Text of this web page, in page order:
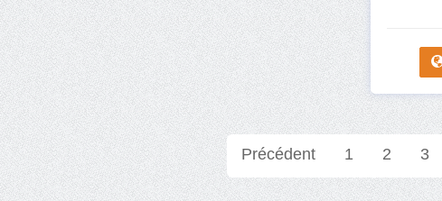
Précédent 1 2 3